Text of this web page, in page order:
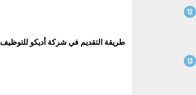
طريقة التقديم في شركة أديكو للتوظيف